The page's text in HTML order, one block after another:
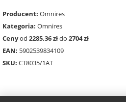
Producent: Omnires
Kategoria: Omnires
Cenyod 2285.36 złdo 2704 zł
EAN: 5902539834109
SKU: CT8035/1AT